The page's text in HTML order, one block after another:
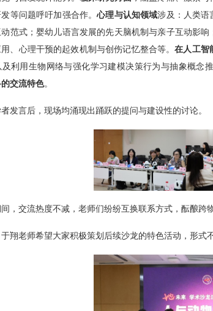
等问题呼吁加强合作。心理与认知领域涉及：人类语
范式；婴幼儿语言发展的先天脑机制与亲子互动影
、心理干预的起效机制与创伤记忆整合等。在人工智
利用生物网络与强化学习建模决策行为与抽象概念推
交流特色。
发言后，现场均涌现出踊跃的提问与建设性的讨论。
，交流热度不减，老师们纷纷互换联系方式，酝酿跨
翔老师希望大家积极策划后续沙龙的特色活动，形式